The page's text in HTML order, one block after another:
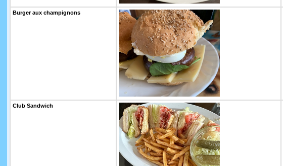
Burger aux champignons
Club Sandwich